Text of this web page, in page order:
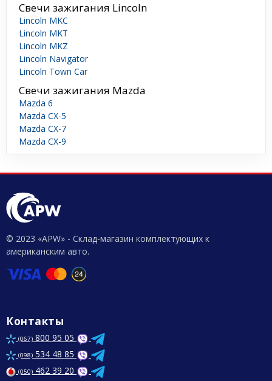
Свечи зажигания Lincoln
Lincoln MKC
Lincoln MKT
Lincoln MKZ
Lincoln Navigator
Lincoln Town Car
Свечи зажигания Mazda
Mazda 6
Mazda CX-5
Mazda CX-7
Mazda CX-9
© 2023 «APW» - Склад-магазин комплектующих к
американским авто.
Контакты
(067) 800 95 05
(098) 534 48 85
(050) 462 39 20